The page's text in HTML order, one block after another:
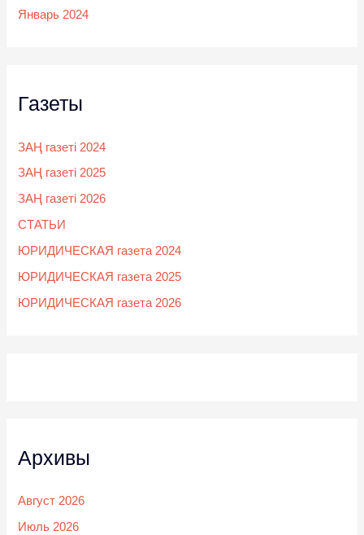
Январь 2024
Газеты
ЗАҢ газеті 2024
ЗАҢ газеті 2025
ЗАҢ газеті 2026
СТАТЬИ
ЮРИДИЧЕСКАЯ газета 2024
ЮРИДИЧЕСКАЯ газета 2025
ЮРИДИЧЕСКАЯ газета 2026
Архивы
Август 2026
Июль 2026